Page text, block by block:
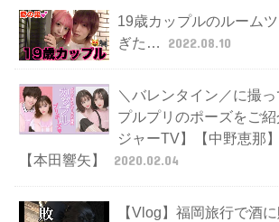
19歳カップルのルーム
ぎた…
2022.08.10
＼バレンタイン／に撮
プルプリのポーズをご
ジャーTV】【中野恵那
【本田響矢】
2020.02.04
【Vlog】福岡旅行で酒